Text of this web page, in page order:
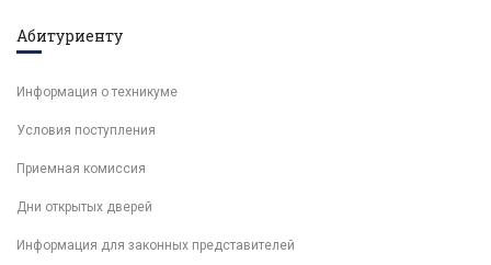
Абитуриенту
Информация о техникуме
Условия поступления
Приемная комиссия
Дни открытых дверей
Информация для законных представителей